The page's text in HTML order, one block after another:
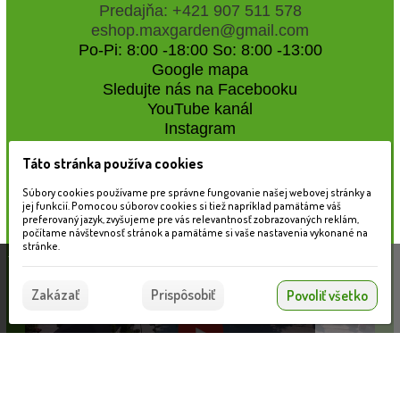
Predajňa: +421 907 511 578
eshop.maxgarden@gmail.com
Po-Pi: 8:00 -18:00 So: 8:00 -13:00
Google mapa
Sledujte nás na Facebooku
YouTube kanál
Instagram
Naše záhradné centrum
Táto stránka používa súbory cookies, ktoré nám
pomáhajú poskytovať služby. Používaním našich
služieb vyjadrujete súhlas s používaním súborov
Súhlasím
Táto stránka používa cookies
Súbory cookies používame pre správne fungovanie našej webovej stránky a
jej funkcií. Pomocou súborov cookies si tiež napríklad pamätáme váš
preferovaný jazyk, zvyšujeme pre vás relevantnosť zobrazovaných reklám,
počítame návštevnosť stránok a pamätáme si vaše nastavenia vykonané na
stránke.
Zakázať Prispôsobiť Povoliť všetko